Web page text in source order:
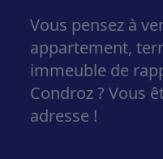
Vous pensez à
appartement,
immeuble de
Condroz?Vous
adresse !